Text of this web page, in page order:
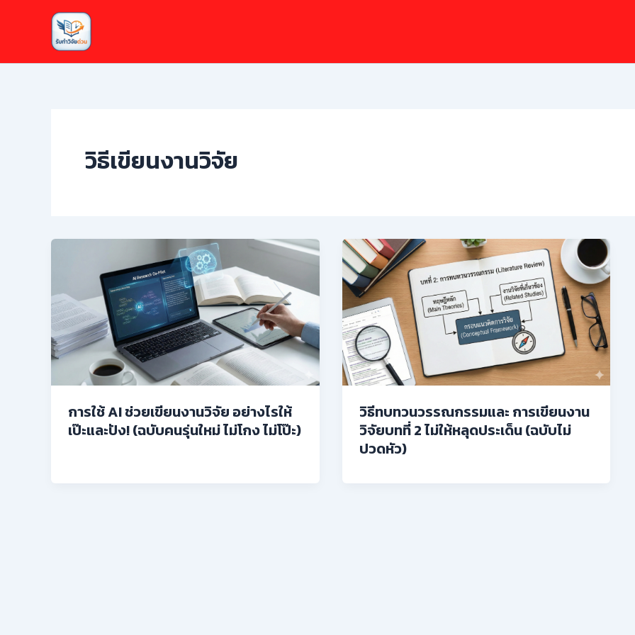
วิธีเขียนงานวิจัย
การใช้ AI ช่วยเขียนงานวิจัย อย่างไรให้
เป๊ะและปัง! (ฉบับคนรุ่นใหม่ ไม่โกง ไม่โป๊ะ)
วิธีทบทวนวรรณกรรมและ การเขียนงาน
วิจัยบทที่ 2 ไม่ให้หลุดประเด็น (ฉบับไม่
ปวดหัว)